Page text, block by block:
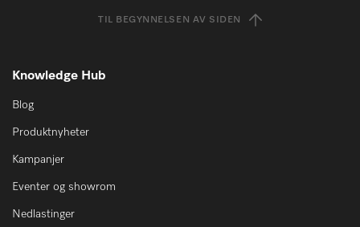
TIL BEGYNNELSEN AV SIDEN
Knowledge Hub
Blog
Produktnyheter
Kampanjer
Eventer og showrom
Nedlastinger